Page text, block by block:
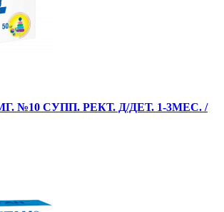
№10 СУПП. РЕКТ. Д/ДЕТ. 1-3МЕС. /